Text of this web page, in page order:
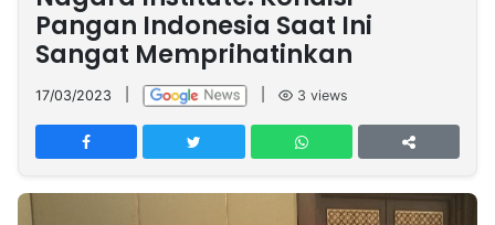
Nasional
International
Olahraga
Entertainment
Daerah
Pariwisata
Kuliner
Kolom
Network
PT
TREETAN
INDONESIA
Pangan Indonesia Saat Ini
Sangat Memprihatinkan
17/03/2023 3 views